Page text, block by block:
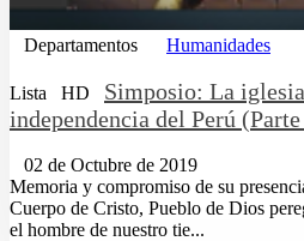
Departamentos Humanidades
Lista HD Simposio: La
independencia del Perú
02 de Octubre de 2019
Memoria y compromiso de su
Cuerpo de Cristo, Pueblo de Dios
el hombre de nuestro tie...